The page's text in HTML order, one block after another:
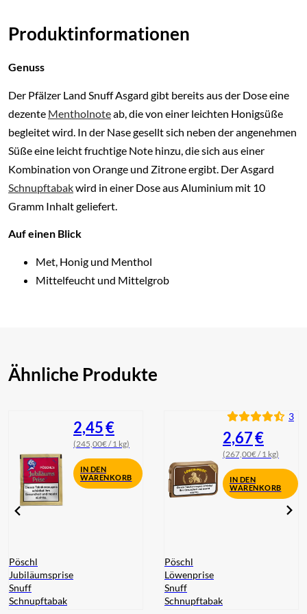
Produktinformationen
Genuss
Der Pfälzer Land Snuff Asgard gibt bereits aus der Dose eine
dezente Mentholnoteab, die von einer leichten Honigsüße
begleitet wird. In der Nase gesellt sich neben der angenehmen
Süße eine leicht fruchtige Note hinzu, die sich aus einer
Kombination von Orange und Zitrone ergibt. Der Asgard
Schnupftabakwird in einer Dose aus Aluminium mit 10
Gramm Inhalt geliefert.
Auf einen Blick
Met, Honig und Menthol
Mittelfeucht und Mittelgrob
Ähnliche Produkte
Pöschl
Jubiläumsprise
Snuff
Schnupftabak
2,45€
(245,00€ / 1 kg)
IN DEN
WARENKORB
Pöschl
Löwenprise
Snuff
Schnupftabak
3
2,67€
(267,00€ / 1 kg)
IN DEN
WARENKORB